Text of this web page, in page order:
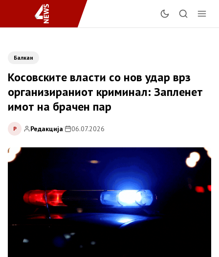
Балкан
Косовските власти со нов удар врз
организираниот криминал: Запленет
имот на брачен пар
Р Редакција| 06.07.2026